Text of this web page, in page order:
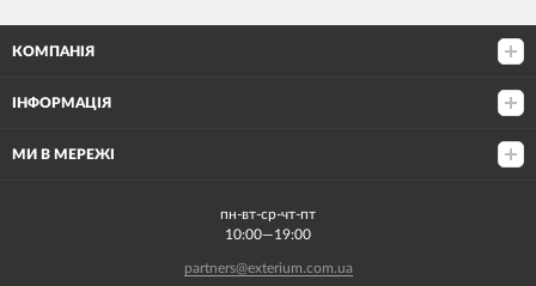
КОМПАНІЯ
ІНФОРМАЦІЯ
МИ В МЕРЕЖІ
пн-вт-ср-чт-пт
10:00—19:00
partners@exterium.com.ua